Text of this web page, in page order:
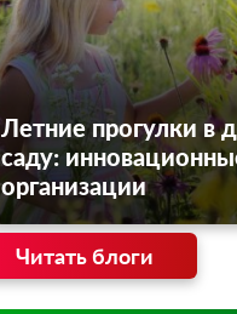
Летние прогулки в
саду:
организации
Читать блоги